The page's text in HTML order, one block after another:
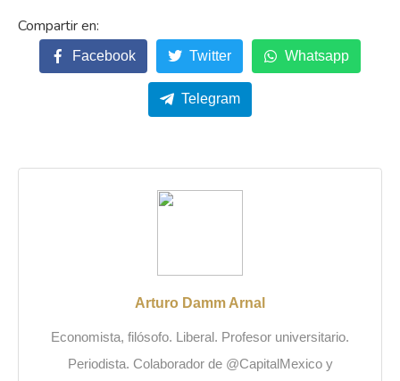
Facebook Twitter Whatsapp
Telegram
Arturo Damm Arnal
Economista, filósofo. Liberal. Profesor universitario.
Periodista. Colaborador de @CapitalMexico y